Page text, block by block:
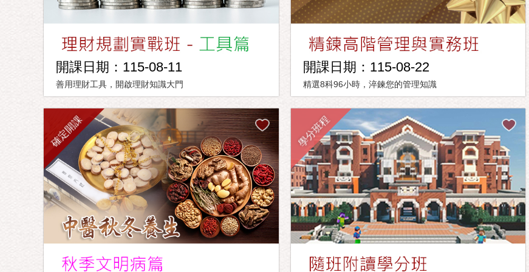
開課日期：115-08-11
善用理財工具，開啟理財知識大門
開課日期：115-08-22
精選8科96小時，淬鍊您的管理知識
確定開課 學分班程